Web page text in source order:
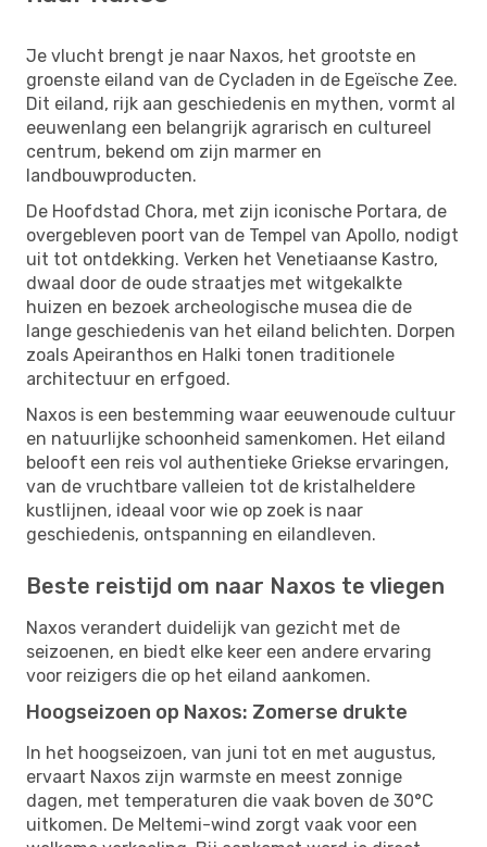
Je vlucht brengt je naar Naxos, het grootste en
groenste eiland van de Cycladen in de Egeïsche Zee.
Dit eiland, rijk aan geschiedenis en mythen, vormt al
eeuwenlang een belangrijk agrarisch en cultureel
centrum, bekend om zijn marmer en
landbouwproducten.
De Hoofdstad Chora, met zijn iconische Portara, de
overgebleven poort van de Tempel van Apollo, nodigt
uit tot ontdekking. Verken het Venetiaanse Kastro,
dwaal door de oude straatjes met witgekalkte
huizen en bezoek archeologische musea die de
lange geschiedenis van het eiland belichten. Dorpen
zoals Apeiranthos en Halki tonen traditionele
architectuur en erfgoed.
Naxos is een bestemming waar eeuwenoude cultuur
en natuurlijke schoonheid samenkomen. Het eiland
belooft een reis vol authentieke Griekse ervaringen,
van de vruchtbare valleien tot de kristalheldere
kustlijnen, ideaal voor wie op zoek is naar
geschiedenis, ontspanning en eilandleven.
Beste reistijd om naar Naxos te vliegen
Naxos verandert duidelijk van gezicht met de
seizoenen, en biedt elke keer een andere ervaring
voor reizigers die op het eiland aankomen.
Hoogseizoen op Naxos: Zomerse drukte
In het hoogseizoen, van juni tot en met augustus,
ervaart Naxos zijn warmste en meest zonnige
dagen, met temperaturen die vaak boven de 30°C
uitkomen. De Meltemi-wind zorgt vaak voor een